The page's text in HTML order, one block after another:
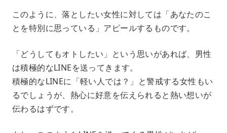
このように、落としたい女性に対しては「あなたのこ
とを特別に思っている」アピールするものです。
「どうしてもオトしたい」という思いがあれば、男性
は積極的なLINEを送ってきます。
積極的なLINEに「軽い人では？」と警戒する女性もい
るでしょうが、熱心に好意を伝えられると熱い想いが
伝わるはずです。